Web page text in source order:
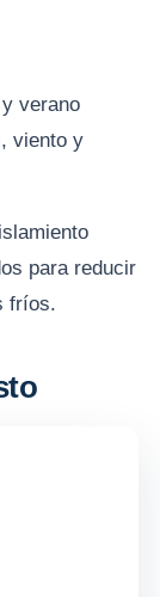
verano
viento y
para reducir
fríos.